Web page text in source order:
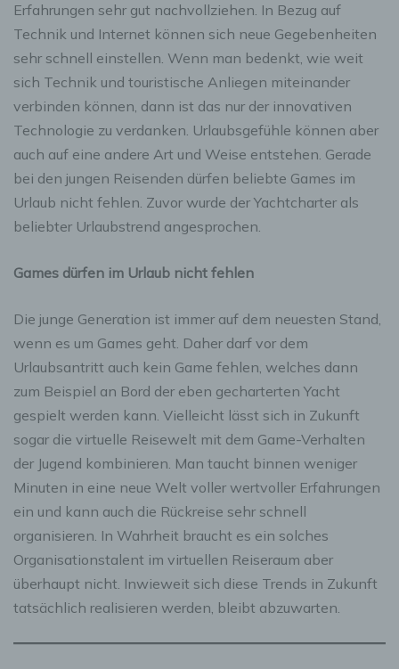
Erfahrungen sehr gut nachvollziehen. In Bezug auf
Technik und Internet können sich neue Gegebenheiten
sehr schnell einstellen. Wenn man bedenkt, wie weit
sich Technik und touristische Anliegen miteinander
verbinden können, dann ist das nur der innovativen
Technologie zu verdanken. Urlaubsgefühle können aber
auch auf eine andere Art und Weise entstehen. Gerade
bei den jungen Reisenden dürfen beliebte Games im
Urlaub nicht fehlen. Zuvor wurde der Yachtcharter als
beliebter Urlaubstrend angesprochen.
Games dürfen im Urlaub nicht fehlen
Die junge Generation ist immer auf dem neuesten Stand,
wenn es um Games geht. Daher darf vor dem
Urlaubsantritt auch kein Game fehlen, welches dann
zum Beispiel an Bord der eben gecharterten Yacht
gespielt werden kann. Vielleicht lässt sich in Zukunft
sogar die virtuelle Reisewelt mit dem Game-Verhalten
der Jugend kombinieren. Man taucht binnen weniger
Minuten in eine neue Welt voller wertvoller Erfahrungen
ein und kann auch die Rückreise sehr schnell
organisieren. In Wahrheit braucht es ein solches
Organisationstalent im virtuellen Reiseraum aber
überhaupt nicht. Inwieweit sich diese Trends in Zukunft
tatsächlich realisieren werden, bleibt abzuwarten.